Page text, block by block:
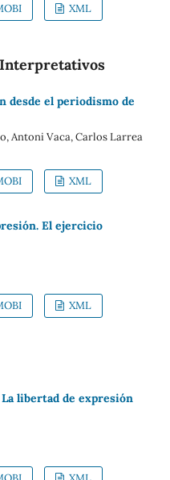
XML
desde el periodismo de
Antoni Vaca, Carlos Larrea
XML
El ejercicio
XML
libertad de expresión